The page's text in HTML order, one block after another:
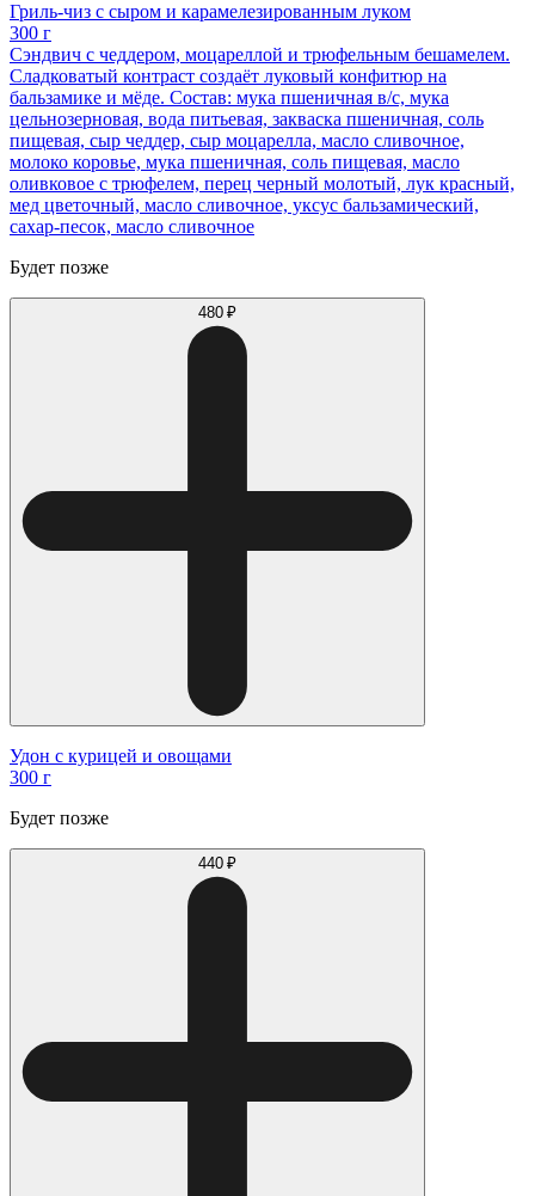
Гриль-чиз с сыром и карамелезированным луком
300 г
Сэндвич с чеддером, моцареллой и трюфельным бешамелем.
Сладковатый контраст создаёт луковый конфитюр на
бальзамике и мёде. Состав: мука пшеничная в/с, мука
цельнозерновая, вода питьевая, закваска пшеничная, соль
пищевая, сыр чеддер, сыр моцарелла, масло сливочное,
молоко коровье, мука пшеничная, соль пищевая, масло
оливковое с трюфелем, перец черный молотый, лук красный,
мед цветочный, масло сливочное, уксус бальзамический,
сахар-песок, масло сливочное
Будет позже
480 ₽
Удон с курицей и овощами
300 г
Будет позже
440 ₽